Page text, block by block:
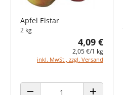
Apfel Elstar
2 kg
4,09 €
2,05 €/1 kg
inkl. MwSt., zzgl. Versand